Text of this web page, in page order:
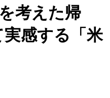
考えた帰
感する「米